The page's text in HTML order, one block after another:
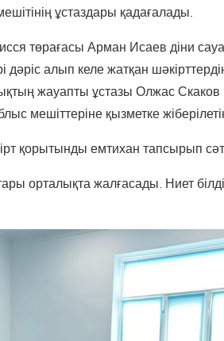
ұстаздары қадағалады.
төрағасы Арман Исаев діни
алып келе жатқан
жауапты ұстазы Олжас Скаков
мешіттеріне қызметке
қорытынды емтихан тапсырып
орталықта жалғасады. Ниет